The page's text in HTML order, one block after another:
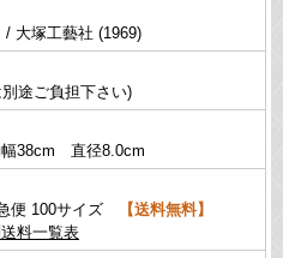
大塚工藝社 (1969)
途ご負担下さい)
幅38cm 直径8.0cm
便 100サイズ
【送料無料】
料一覧表